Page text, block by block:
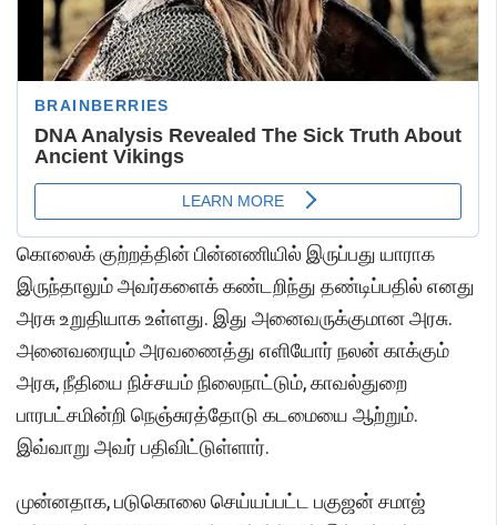
கொலைக் குற்றத்தின் பின்னணியில் இருப்பது யாராக
இருந்தாலும் அவர்களைக் கண்டறிந்து தண்டிப்பதில் எனது
அரசு உறுதியாக உள்ளது. இது அனைவருக்குமான அரசு.
அனைவரையும் அரவணைத்து எளியோர் நலன் காக்கும்
அரசு, நீதியை நிச்சயம் நிலைநாட்டும், காவல்துறை
பாரபட்சமின்றி நெஞ்சுரத்தோடு கடமையை ஆற்றும்.
இவ்வாறு அவர் பதிவிட்டுள்ளார்.
முன்னதாக, படுகொலை செய்யப்பட்ட பகுஜன் சமாஜ்